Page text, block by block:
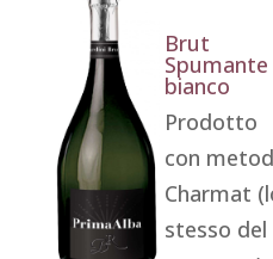
Brut
Spumante
bianco
Prodotto
con
Charmat
stesso del